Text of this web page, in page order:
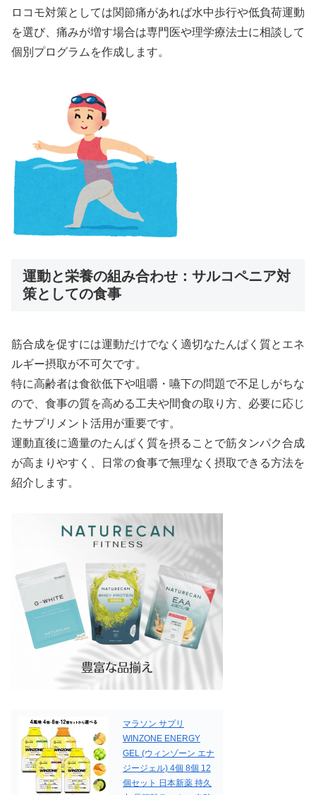
ロコモ対策としては関節痛があれば水中歩行や低負荷運動
を選び、痛みが増す場合は専門医や理学療法士に相談して
個別プログラムを作成します。
運動と栄養の組み合わせ：サルコペニア対
策としての食事
筋合成を促すには運動だけでなく適切なたんぱく質とエネ
ルギー摂取が不可欠です。
特に高齢者は食欲低下や咀嚼・嚥下の問題で不足しがちな
ので、食事の質を高める工夫や間食の取り方、必要に応じ
たサプリメント活用が重要です。
運動直後に適量のたんぱく質を摂ることで筋タンパク合成
が高まりやすく、日常の食事で無理なく摂取できる方法を
紹介します。
マラソン サプリ
WINZONE ENERGY
GEL (ウィンゾーン エナ
ジージェル) 4個 8個 12
個セット 日本新薬 持久